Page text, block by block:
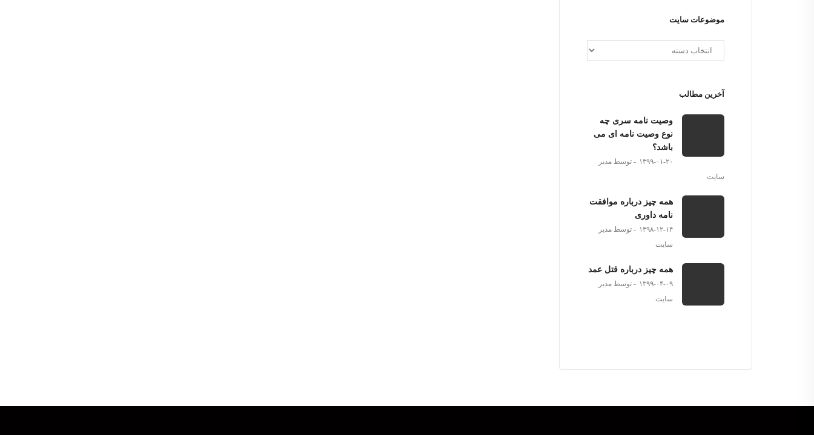
موضوعات سایت
آخرین مطالب
وصیت نامه سری چه
نوع وصیت نامه ای می
باشد؟
۱۳۹۹-۰۱-۲۰
توسط مدیر
سایت
همه چیز درباره موافقت
نامه داوری
۱۳۹۸-۱۲-۱۴
توسط مدیر
سایت
همه چیز درباره قتل عمد
۱۳۹۹-۰۴-۰۹
توسط مدیر
سایت